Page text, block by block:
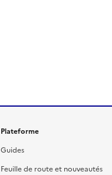
Plateforme
Guides
Feuille de route et nouveautés